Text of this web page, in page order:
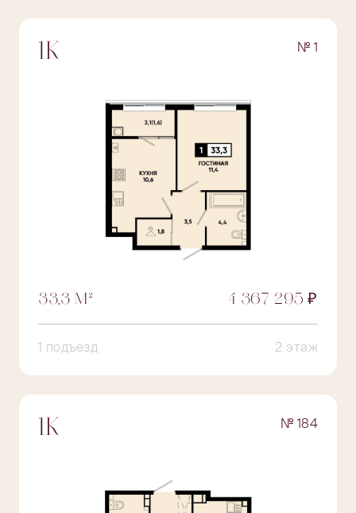
1К № 1
33,3 М² 4 367 295 ₽
1 подъезд 2 этаж
1К № 184